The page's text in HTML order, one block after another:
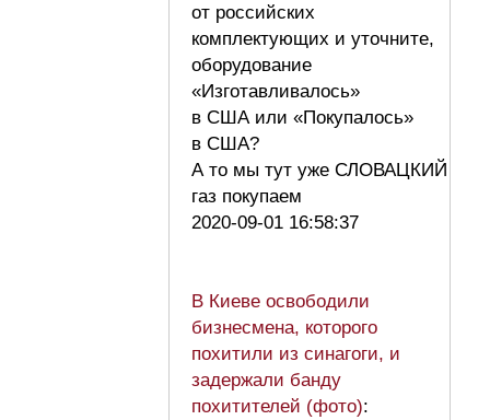
от российских
комплектующих и уточните,
оборудование
«Изготавливалось»
в США или «Покупалось»
в США?
А то мы тут уже СЛОВАЦКИЙ
газ покупаем
2020-09-01 16:58:37
В Киеве освободили
бизнесмена, которого
похитили из синагоги, и
задержали банду
похитителей (фото):